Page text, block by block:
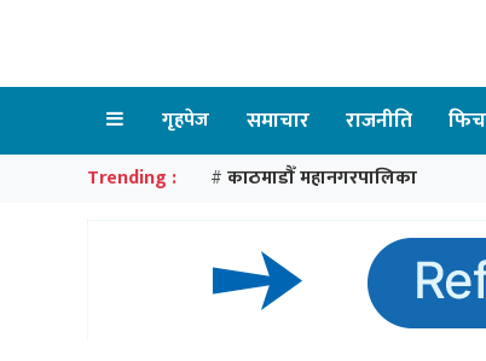
गृहपेज समाचार राजनीति
Trending : # काठमाडौँ महानगरपालिका